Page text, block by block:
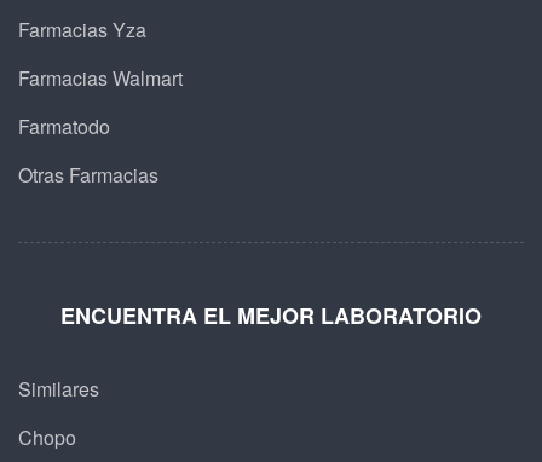
Farmacias Yza
Farmacias Walmart
Farmatodo
Otras Farmacias
ENCUENTRA EL MEJOR LABORATORIO
Similares
Chopo